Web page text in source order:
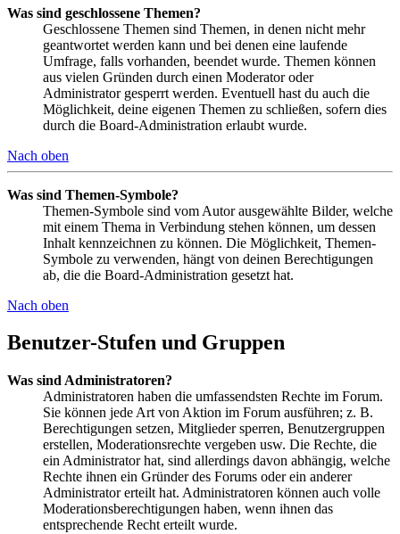
Was sind geschlossene Themen?
Geschlossene Themen sind Themen, in denen nicht mehr
geantwortet werden kann und bei denen eine laufende
Umfrage, falls vorhanden, beendet wurde. Themen können
aus vielen Gründen durch einen Moderator oder
Administrator gesperrt werden. Eventuell hast du auch die
Möglichkeit, deine eigenen Themen zu schließen, sofern dies
durch die Board-Administration erlaubt wurde.
Nach oben
Was sind Themen-Symbole?
Themen-Symbole sind vom Autor ausgewählte Bilder, welche
mit einem Thema in Verbindung stehen können, um dessen
Inhalt kennzeichnen zu können. Die Möglichkeit, Themen-
Symbole zu verwenden, hängt von deinen Berechtigungen
ab, die die Board-Administration gesetzt hat.
Nach oben
Benutzer-Stufen und Gruppen
Was sind Administratoren?
Administratoren haben die umfassendsten Rechte im Forum.
Sie können jede Art von Aktion im Forum ausführen; z. B.
Berechtigungen setzen, Mitglieder sperren, Benutzergruppen
erstellen, Moderationsrechte vergeben usw. Die Rechte, die
ein Administrator hat, sind allerdings davon abhängig, welche
Rechte ihnen ein Gründer des Forums oder ein anderer
Administrator erteilt hat. Administratoren können auch volle
Moderationsberechtigungen haben, wenn ihnen das
entsprechende Recht erteilt wurde.